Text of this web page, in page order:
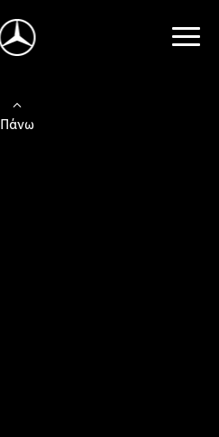
Πάνω